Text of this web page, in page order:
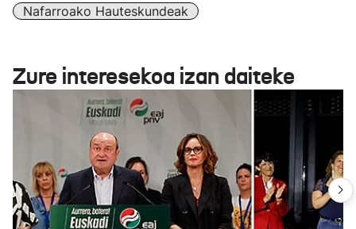
Nafarroako Hauteskundeak
Zure interesekoa izan daiteke